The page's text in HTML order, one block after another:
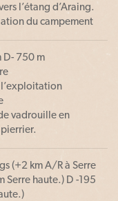
l’étang d’Araing.
du campement
D- 750 m
l’exploitation
vadrouille en
(+2 km A/R à Serre
Serre haute.) D -195